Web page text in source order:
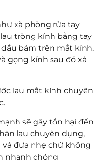
xà phòng rửa tay
tròng kính bằng tay
bám trên mắt kính.
gọng kính sau đó xả
lau mắt kính chuyên
sẽ gây tổn hại đến
lau chuyên dụng,
và đưa nhẹ chứ không
nhanh chóng